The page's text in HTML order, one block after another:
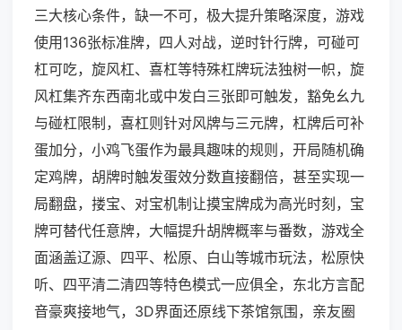
三大核心条件，缺一不可，极大提升策略深度，游戏
使用136张标准牌，四人对战，逆时针行牌，可碰可
杠可吃，旋风杠、喜杠等特殊杠牌玩法独树一帜，旋
风杠集齐东西南北或中发白三张即可触发，豁免幺九
与碰杠限制，喜杠则针对风牌与三元牌，杠牌后可补
蛋加分，小鸡飞蛋作为最具趣味的规则，开局随机确
定鸡牌，胡牌时触发蛋效分数直接翻倍，甚至实现一
局翻盘，搂宝、对宝机制让摸宝牌成为高光时刻，宝
牌可替代任意牌，大幅提升胡牌概率与番数，游戏全
面涵盖辽源、四平、松原、白山等城市玩法，松原快
听、四平清二清四等特色模式一应俱全，东北方言配
音豪爽接地气，3D界面还原线下茶馆氛围，亲友圈